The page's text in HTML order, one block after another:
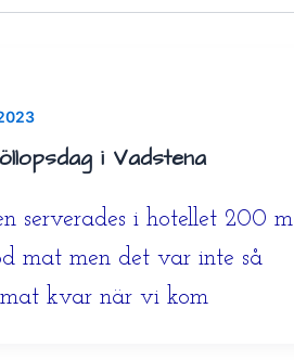
i Vadstena
serverades i hotellet 200 m
mat men det var inte så
kvar när vi kom